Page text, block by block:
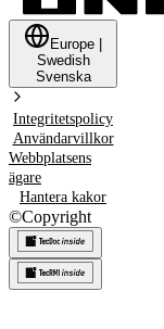
Europe
Swedish
Svenska
Integritetspolicy
Användarvillkor
Webbplatsens
ägare
Hantera kakor
©Copyright